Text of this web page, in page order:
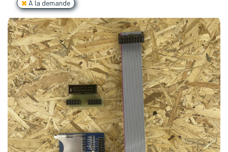
A la demande